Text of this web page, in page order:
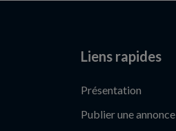
Liens rapides
Présentation
Publier une annonce